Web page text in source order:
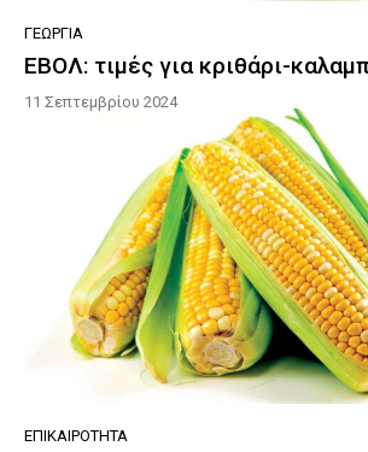
ΓΕΩΡΓΊΑ
ΕΒΟΛ: τιμές για κριθάρι-
11 Σεπτεμβρίου 2024
ΕΠΙΚΑΙΡΌΤΗΤΑ